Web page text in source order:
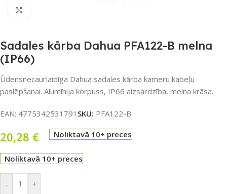
Sadales kārba Dahua PFA122-B melna
(IP66)
Ūdensnecaurlaidīga Dahua sadales kārba kameru kabeļu
paslēpšanai. Alumīnija korpuss, IP66 aizsardzība, melna krāsa.
EAN: 4775342531791 SKU: PFA122-B
20,28 € Noliktavā 10+ preces
Noliktavā 10+ preces
- +